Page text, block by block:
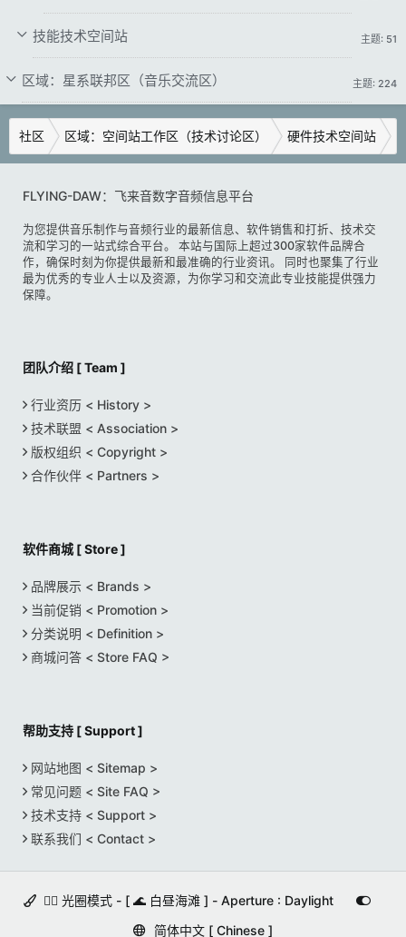
技能技术空间站 主题: 51
区域：星系联邦区（音乐交流区） 主题: 224
社区 区域：空间站工作区（技术讨论区） 硬件技术空间站
FLYING-DAW：飞来音数字音频信息平台
为您提供音乐制作与音频行业的最新信息、软件销售和打折、技术交
流和学习的一站式综合平台。 本站与国际上超过300家软件品牌合
作，确保时刻为你提供最新和最准确的行业资讯。 同时也聚集了行业
最为优秀的专业人士以及资源，为你学习和交流此专业技能提供强力
保障。
团队介绍 [ Team ]
行业资历 < History >
技术联盟 < Association >
版权组织 < Copyright >
合作伙伴 < Partners >
软件商城 [ Store ]
品牌展示 < Brands >
当前促销 < Promotion >
分类说明 < Definition >
商城问答 < Store FAQ >
帮助支持 [ Support ]
网站地图 < Sitemap >
常见问题 < Site FAQ >
技术支持 < Support >
联系我们 < Contact >
🚵‍♀️ 光圈模式 - [ 🌊 白昼海滩 ] - Aperture : Daylight
简体中文 [ Chinese ]